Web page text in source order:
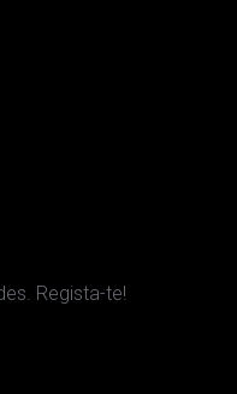
Regista-te!